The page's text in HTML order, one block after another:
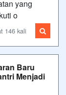
yang
o
146 kali
Baru
Menjadi